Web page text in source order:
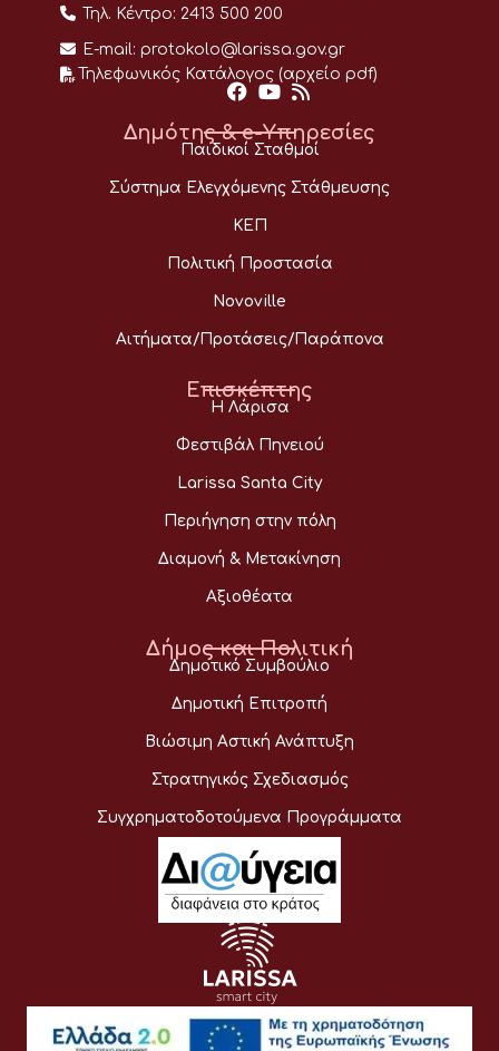
Τηλ. Κέντρο: 2413 500 200
E-mail: protokolo@larissa.gov.gr
Τηλεφωνικός Κατάλογος (αρχείο pdf)
Δημότης & e-Υπηρεσίες
Παιδικοί Σταθμοί
Σύστημα Ελεγχόμενης Στάθμευσης
ΚΕΠ
Πολιτική Προστασία
Novoville
Αιτήματα/Προτάσεις/Παράπονα
Επισκέπτης
Η Λάρισα
Φεστιβάλ Πηνειού
Larissa Santa City
Περιήγηση στην πόλη
Διαμονή & Μετακίνηση
Αξιοθέατα
Δήμος και Πολιτική
Δημοτικό Συμβούλιο
Δημοτική Επιτροπή
Βιώσιμη Αστική Ανάπτυξη
Στρατηγικός Σχεδιασμός
Συγχρηματοδοτούμενα Προγράμματα